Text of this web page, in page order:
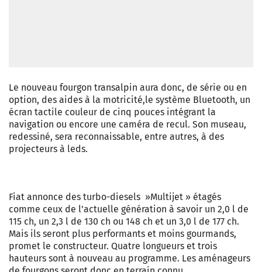
Le nouveau fourgon transalpin aura donc, de série ou en
option, des aides à la motricité,le système Bluetooth, un
écran tactile couleur de cinq pouces intégrant la
navigation ou encore une caméra de recul. Son museau,
redessiné, sera reconnaissable, entre autres, à des
projecteurs à leds.
Fiat annonce des turbo-diesels »Multijet » étagés
comme ceux de l’actuelle génération à savoir un 2,0 l de
115 ch, un 2,3 l de 130 ch ou 148 ch et un 3,0 l de 177 ch.
Mais ils seront plus performants et moins gourmands,
promet le constructeur. Quatre longueurs et trois
hauteurs sont à nouveau au programme. Les aménageurs